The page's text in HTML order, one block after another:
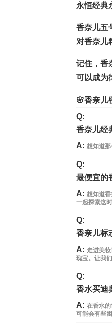
永恒经典
香奈儿五
对香奈儿
记住，香
可以成为
🌸香奈儿
Q:
香奈儿经
A: 想知道
Q:
最便宜的
A: 想知道
一起探索这
Q:
香奈儿标
A: 走进美
瑰宝。让我
Q:
香水买迪
A: 在香水
可能会有些